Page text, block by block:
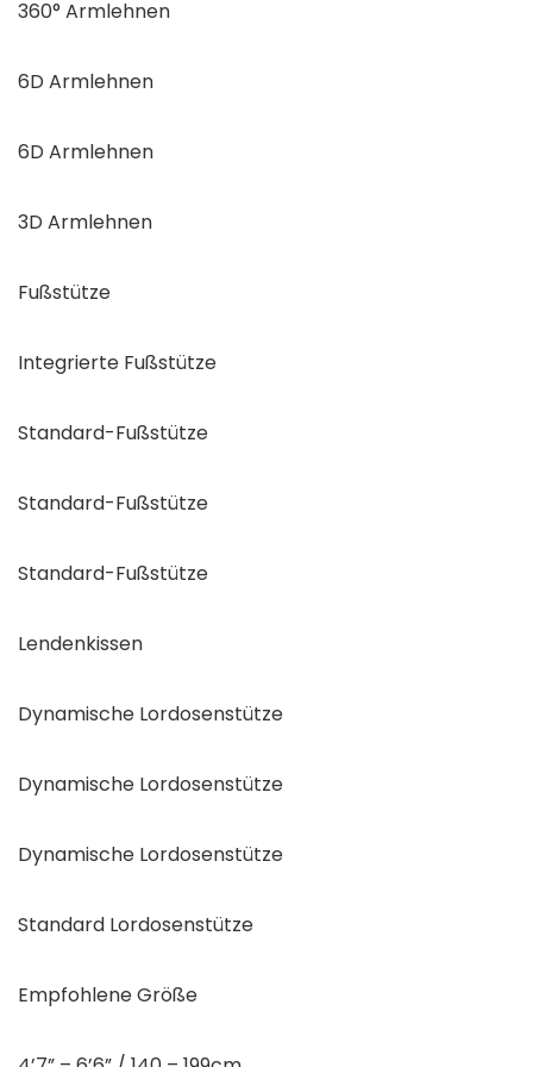
360° Armlehnen
6D Armlehnen
6D Armlehnen
3D Armlehnen
Fußstütze
Integrierte Fußstütze
Standard-Fußstütze
Standard-Fußstütze
Standard-Fußstütze
Lendenkissen
Dynamische Lordosenstütze
Dynamische Lordosenstütze
Dynamische Lordosenstütze
Standard Lordosenstütze
Empfohlene Größe